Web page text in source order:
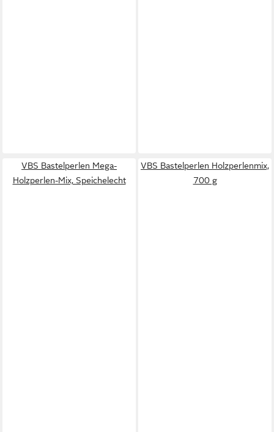
VBS Bastelperlen Mega-
Holzperlen-Mix, Speichelecht
VBS Bastelperlen Holzperlenmix,
700 g